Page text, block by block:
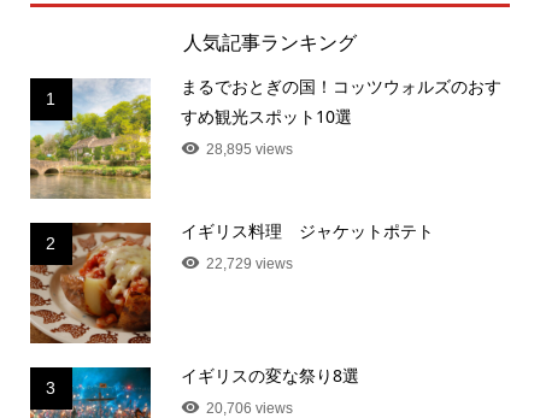
人気記事ランキング
1
まるでおとぎの国！コッツウォルズのおす
すめ観光スポット10選
28,895 views
2
イギリス料理 ジャケットポテト
22,729 views
3
イギリスの変な祭り8選
20,706 views